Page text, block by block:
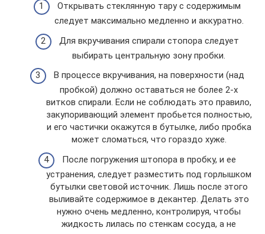
Открывать стеклянную тару с содержимым
следует максимально медленно и аккуратно.
Для вкручивания спирали стопора следует
выбирать центральную зону пробки.
В процессе вкручивания, на поверхности (над
пробкой) должно оставаться не более 2-х
витков спирали. Если не соблюдать это правило,
закупоривающий элемент пробьется полностью,
и его частички окажутся в бутылке, либо пробка
может сломаться, что гораздо хуже.
После погружения штопора в пробку, и ее
устранения, следует разместить под горлышком
бутылки световой источник. Лишь после этого
выливайте содержимое в декантер. Делать это
нужно очень медленно, контролируя, чтобы
жидкость лилась по стенкам сосуда, а не